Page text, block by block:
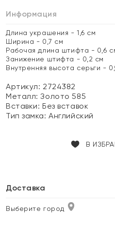
Информация
Длина украшения - 1,6 см
Ширина - 0,7 см
Рабочая длина штифта - 0,6
Занижение штифта - 0,2 см
Внутренняя высота серьги -
Артикул: 2724382
Металл:Золото 585
Вставки:Без вставок
Тип замка:Английский
В
Доставка
Выберите город